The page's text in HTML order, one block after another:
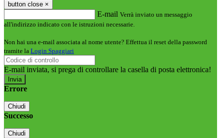
button close ×
E-mail Verrà inviato un messaggio
all'indirizzo indicato con le istruzioni necessarie.
Non hai una e-mail associata al nome utente? Effettua il reset della password
tramite la Login Spaggiari
E-mail inviata, si prega di controllare la casella di posta elettronica!
Errore
Chiudi
Successo
Chiudi